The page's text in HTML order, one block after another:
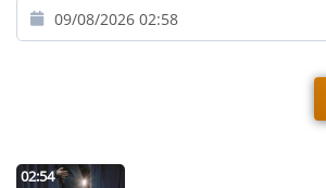
Émissions
02:54